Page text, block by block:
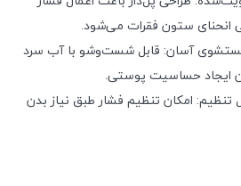
انحنای ستون فقرات می‌شود.
آسان: قابل شست‌وشو با آب سرد
ایجاد حساسیت پوستی.
تنظیم: امکان تنظیم فشار طبق نیاز بدن